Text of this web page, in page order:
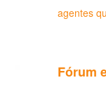
agentes
Fórum